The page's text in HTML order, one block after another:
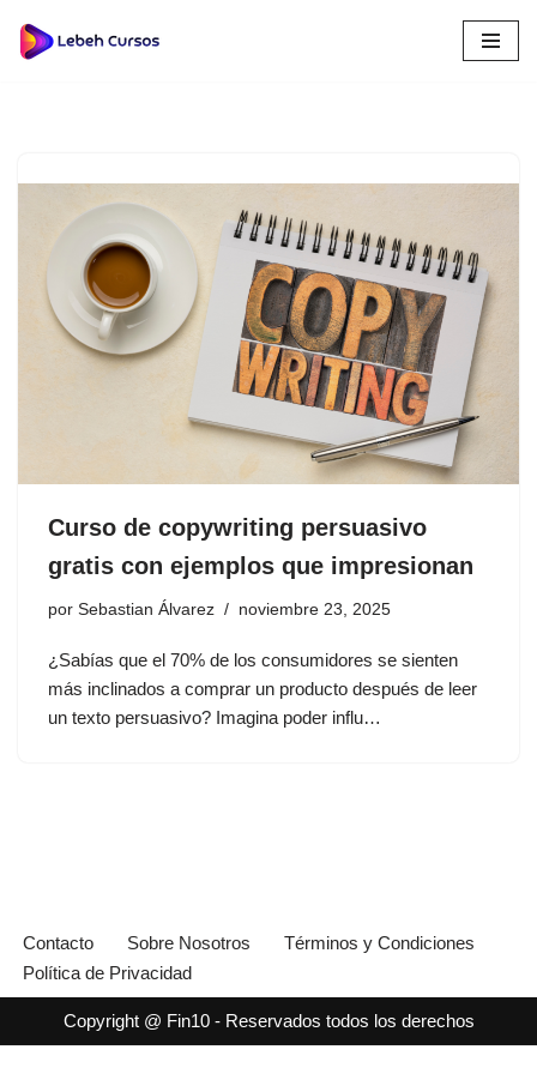
Saltar
Curso de copywriting persuasivo
gratis con ejemplos que impresionan
por Sebastian Álvarez noviembre 23, 2025
¿Sabías que el 70% de los consumidores se sienten
más inclinados a comprar un producto después de leer
un texto persuasivo? Imagina poder influ…
Contacto Sobre Nosotros
Términos y Condiciones
Política de Privacidad
Copyright @ Fin10 - Reservados todos los derechos